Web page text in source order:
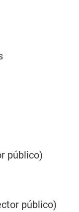
público)
público)